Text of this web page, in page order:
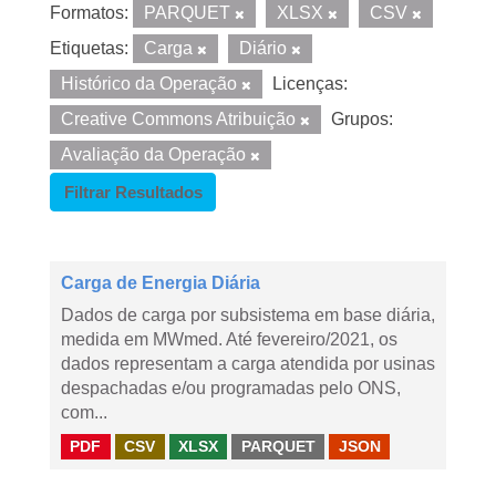
Formatos: PARQUET XLSX
CSV
Etiquetas:
Carga
Diário
Histórico da Operação
Licenças:
Creative Commons Atribuição
Grupos:
Avaliação da Operação
Filtrar Resultados
Carga de Energia Diária
Dados de carga por subsistema em base diária,
medida em MWmed. Até fevereiro/2021, os
dados representam a carga atendida por usinas
despachadas e/ou programadas pelo ONS,
com...
PDF CSV XLSX PARQUET JSON